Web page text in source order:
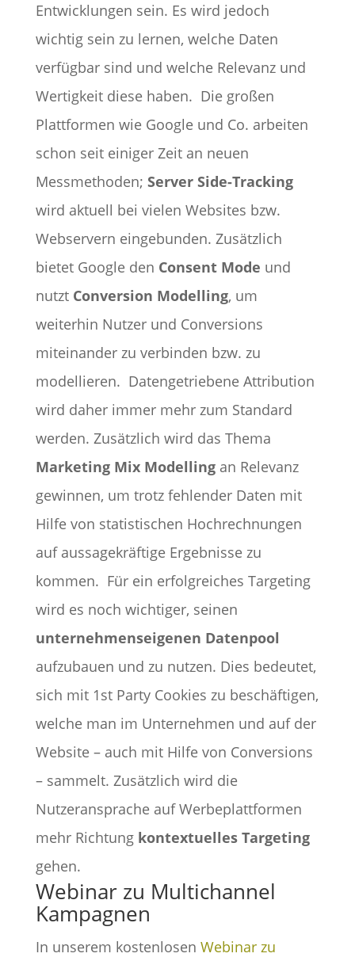
Entwicklungen sein. Es wird jedoch
wichtig sein zu lernen, welche Daten
verfügbar sind und welche Relevanz und
Wertigkeit diese haben. Die großen
Plattformen wie Google und Co. arbeiten
schon seit einiger Zeit an neuen
Messmethoden; Server Side-Tracking
wird aktuell bei vielen Websites bzw.
Webservern eingebunden. Zusätzlich
bietet Google den Consent Mode und
nutzt Conversion Modelling, um
weiterhin Nutzer und Conversions
miteinander zu verbinden bzw. zu
modellieren. Datengetriebene Attribution
wird daher immer mehr zum Standard
werden. Zusätzlich wird das Thema
Marketing Mix Modellingan Relevanz
gewinnen, um trotz fehlender Daten mit
Hilfe von statistischen Hochrechnungen
auf aussagekräftige Ergebnisse zu
kommen. Für ein erfolgreiches Targeting
wird es noch wichtiger, seinen
unternehmenseigenen Datenpool
aufzubauen und zu nutzen. Dies bedeutet,
sich mit 1st Party Cookies zu beschäftigen,
welche man im Unternehmen und auf der
Website – auch mit Hilfe von Conversions
– sammelt. Zusätzlich wird die
Nutzeransprache auf Werbeplattformen
mehr Richtung kontextuelles Targeting
gehen.
Webinar zu Multichannel
Kampagnen
In unserem kostenlosen Webinar zu